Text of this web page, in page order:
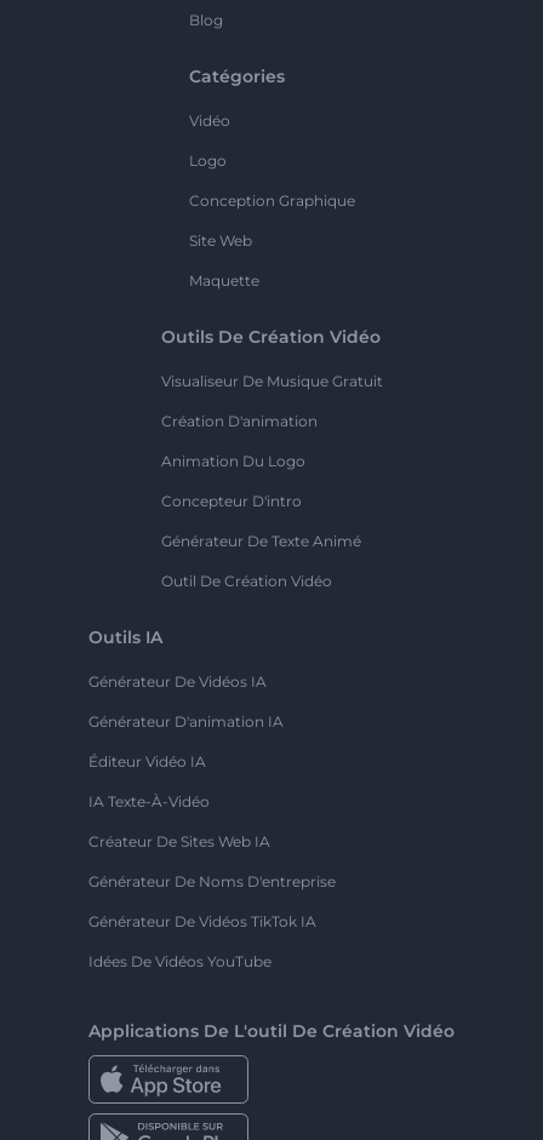
Blog
Catégories
Vidéo
Logo
Conception Graphique
Site Web
Maquette
Outils De Création Vidéo
Visualiseur De Musique Gratuit
Création D'animation
Animation Du Logo
Concepteur D'intro
Générateur De Texte Animé
Outil De Création Vidéo
Outils IA
Générateur De Vidéos IA
Générateur D'animation IA
Éditeur Vidéo IA
IA Texte-À-Vidéo
Créateur De Sites Web IA
Générateur De Noms D'entreprise
Générateur De Vidéos TikTok IA
Idées De Vidéos YouTube
Applications De L'outil De Création Vidéo